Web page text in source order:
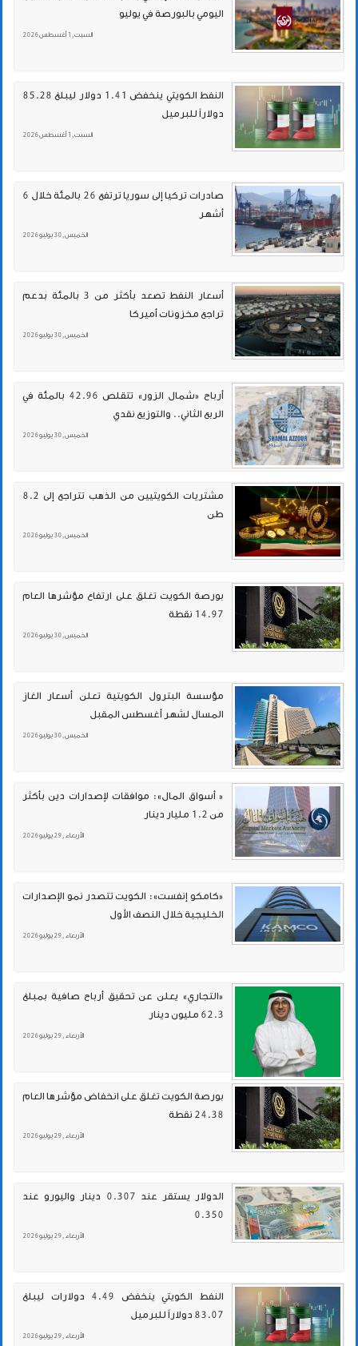
اليومي بالبورصة في يوليو
السبت , 1 أغسطس 2026
النفط الكويتي ينخفض 1.41 دولار ليبلغ 85.28
دولاراً للبرميل
السبت , 1 أغسطس 2026
صادرات تركيا إلى سوريا ترتفع 26 بالمئة خلال 6
أشهر
الخميس , 30 يوليو 2026
أسعار النفط تصعد بأكثر من 3 بالمئة بدعم
تراجع مخزونات أميركا
الخميس , 30 يوليو 2026
أرباح «شمال الزور» تتقلص 42.96 بالمئة في
الربع الثاني.. والتوزيع نقدي
الخميس , 30 يوليو 2026
مشتريات الكويتيين من الذهب تتراجع إلى 8.2
طن
الخميس , 30 يوليو 2026
بورصة الكويت تغلق على ارتفاع مؤشرها العام
14.97 نقطة
الخميس , 30 يوليو 2026
مؤسسة البترول الكويتية تعلن أسعار الغاز
المسال لشهر أغسطس المقبل
الخميس , 30 يوليو 2026
« أسواق المال»: موافقات لإصدارات دين بأكثر
من 1.2 مليار دينار
الأربعاء , 29 يوليو 2026
«كامكو إنفست»: الكويت تتصدر نمو الإصدارات
الخليجية خلال النصف الأول
الأربعاء , 29 يوليو 2026
«التجاري» يعلن عن تحقيق أرباح صافية بمبلغ
62.3 مليون دينار
الأربعاء , 29 يوليو 2026
بورصة الكويت تغلق على انخفاض مؤشرها العام
24.38 نقطة
الأربعاء , 29 يوليو 2026
الدولار يستقر عند 0.307 دينار واليورو عند
0.350
الأربعاء , 29 يوليو 2026
النفط الكويتي ينخفض 4.49 دولارات ليبلغ
83.07 دولاراً للبرميل
الأربعاء , 29 يوليو 2026